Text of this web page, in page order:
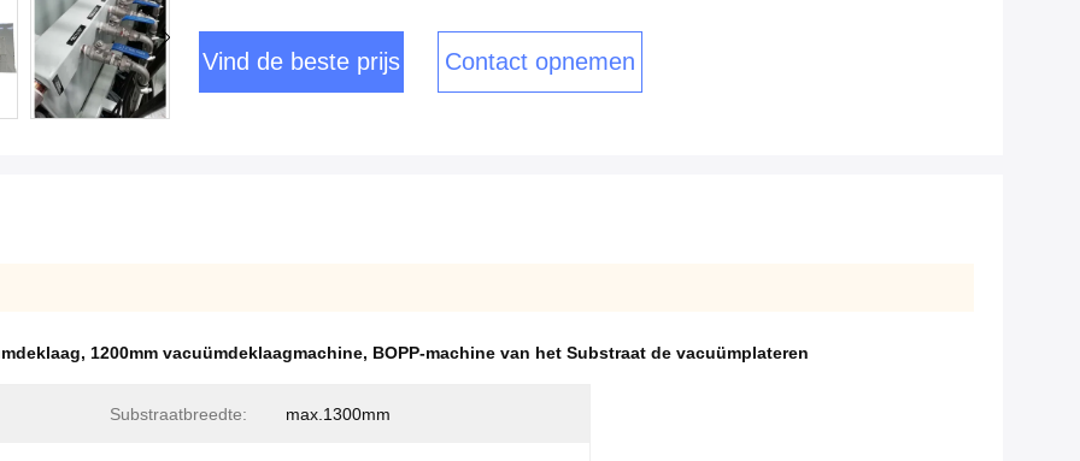
Vind de beste prijs Contact opnemen
, 1200mm vacuümdeklaagmachine, BOPP-machine van het Substraat de vacuümplateren
Substraatbreedte: max.1300mm